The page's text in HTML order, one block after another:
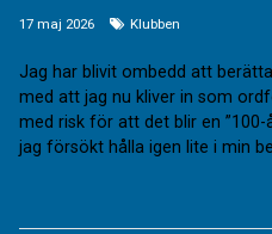
17 maj 2026 Klubben
Jag har blivit ombedd att
med att jag nu kliver in som
med risk för att det blir en ”100-
jag försökt hålla igen lite i min